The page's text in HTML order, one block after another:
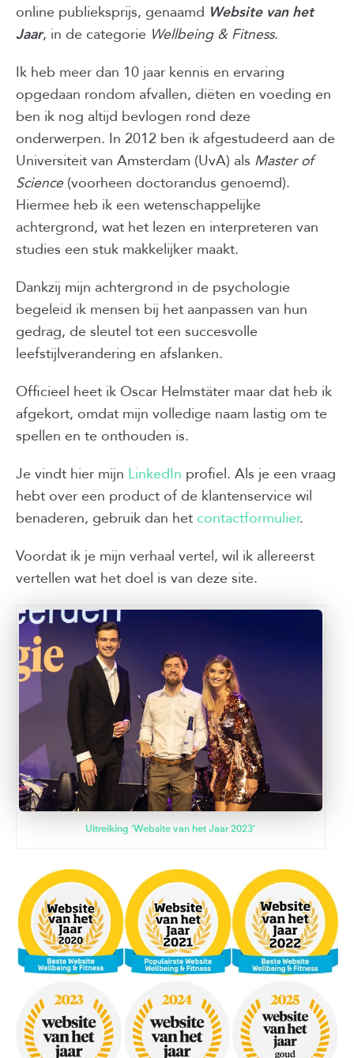
online publieksprijs, genaamd Website van het
Jaar, in de categorie Wellbeing & Fitness.
Ik heb meer dan 10 jaar kennis en ervaring
opgedaan rondom afvallen, diëten en voeding en
ben ik nog altijd bevlogen rond deze
onderwerpen. In 2012 ben ik afgestudeerd aan de
Universiteit van Amsterdam (UvA) als Master of
Science(voorheen doctorandus genoemd).
Hiermee heb ik een wetenschappelijke
achtergrond, wat het lezen en interpreteren van
studies een stuk makkelijker maakt.
Dankzij mijn achtergrond in de psychologie
begeleid ik mensen bij het aanpassen van hun
gedrag, de sleutel tot een succesvolle
leefstijlverandering en afslanken.
Officieel heet ik Oscar Helmstäter maar dat heb ik
afgekort, omdat mijn volledige naam lastig om te
spellen en te onthouden is.
Je vindt hier mijn LinkedIn profiel. Als je een vraag
hebt over een product of de klantenservice wil
benaderen, gebruik dan het contactformulier.
Voordat ik je mijn verhaal vertel, wil ik allereerst
vertellen wat het doel is van deze site.
Uitreiking ‘Website van het Jaar 2023’